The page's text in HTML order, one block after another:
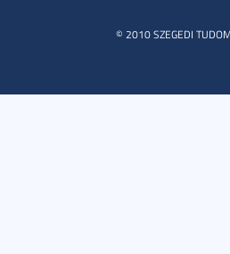
© 2010 SZEGEDI